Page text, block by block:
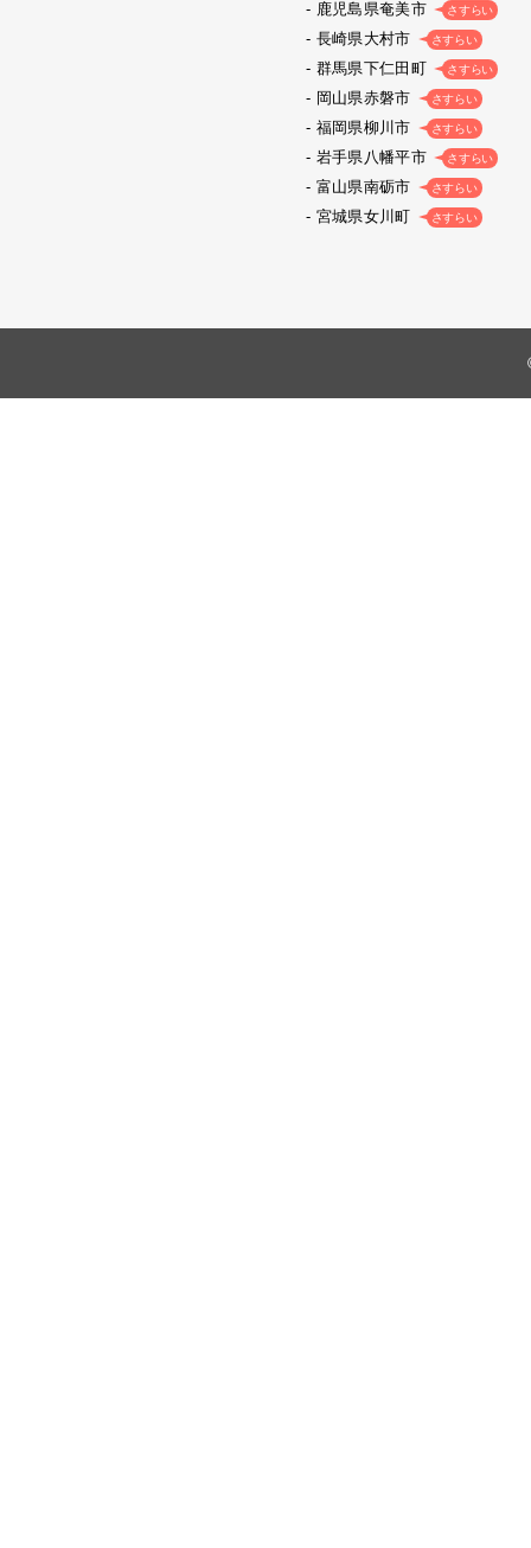
鹿児島県奄美市 さすらい
長崎県大村市 さすらい
群馬県下仁田町 さすらい
岡山県赤磐市 さすらい
福岡県柳川市 さすらい
岩手県八幡平市 さすらい
富山県南砺市 さすらい
宮城県女川町 さすらい